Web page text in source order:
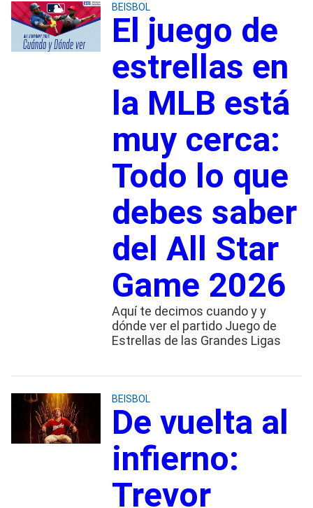
BEISBOL
El juego de
estrellas en
la MLB está
muy cerca:
Todo lo que
debes saber
del All Star
Game 2026
Aquí te decimos cuando y y
dónde ver el partido Juego de
Estrellas de las Grandes Ligas
BEISBOL
De vuelta al
infierno:
Trevor